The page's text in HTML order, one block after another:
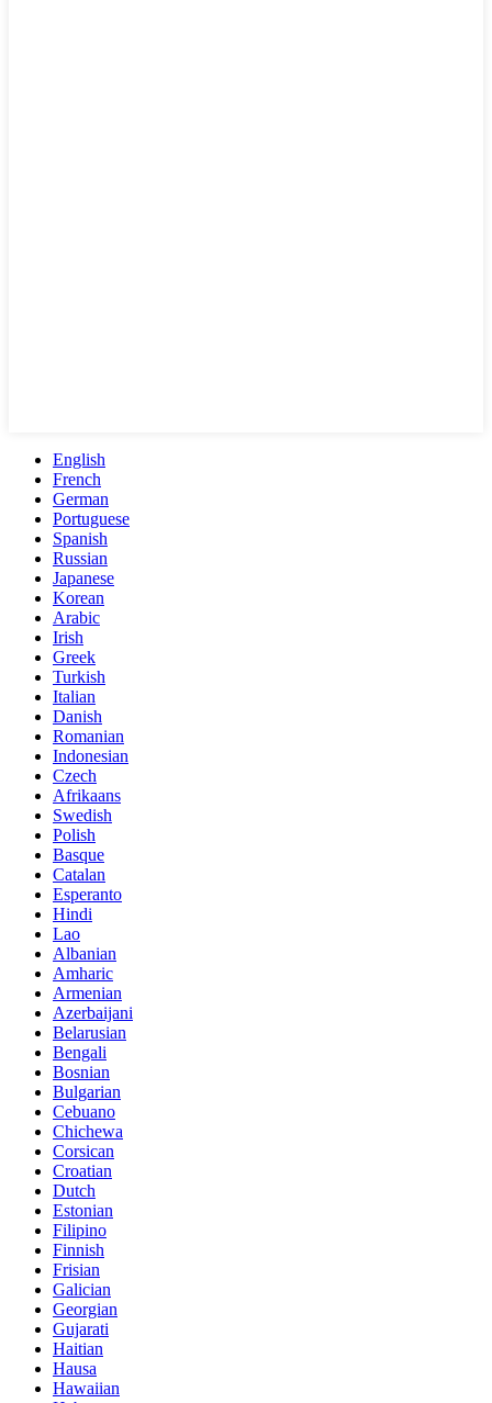
English
French
German
Portuguese
Spanish
Russian
Japanese
Korean
Arabic
Irish
Greek
Turkish
Italian
Danish
Romanian
Indonesian
Czech
Afrikaans
Swedish
Polish
Basque
Catalan
Esperanto
Hindi
Lao
Albanian
Amharic
Armenian
Azerbaijani
Belarusian
Bengali
Bosnian
Bulgarian
Cebuano
Chichewa
Corsican
Croatian
Dutch
Estonian
Filipino
Finnish
Frisian
Galician
Georgian
Gujarati
Haitian
Hausa
Hawaiian